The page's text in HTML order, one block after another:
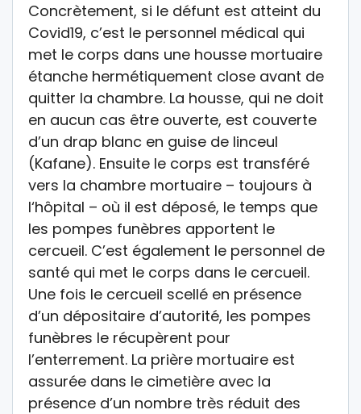
Concrètement, si le défunt est atteint du
Covid19, c’est le personnel médical qui
met le corps dans une housse mortuaire
étanche hermétiquement close avant de
quitter la chambre. La housse, qui ne doit
en aucun cas être ouverte, est couverte
d’un drap blanc en guise de linceul
(Kafane). Ensuite le corps est transféré
vers la chambre mortuaire – toujours à
l‘hôpital – où il est déposé, le temps que
les pompes funèbres apportent le
cercueil. C’est également le personnel de
santé qui met le corps dans le cercueil.
Une fois le cercueil scellé en présence
d’un dépositaire d’autorité, les pompes
funèbres le récupèrent pour
l’enterrement. La prière mortuaire est
assurée dans le cimetière avec la
présence d’un nombre très réduit des